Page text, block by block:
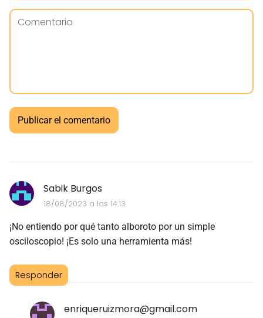
Sabik Burgos
18/08/2023 a las 14:13
¡No entiendo por qué tanto alboroto por un simple
osciloscopio! ¡Es solo una herramienta más!
Responder
enriqueruizmora@gmail.com